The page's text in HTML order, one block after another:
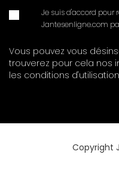
Je suis d'accord pour
Jantesenligne.com
Vous pouvez vous
trouverez pour cela nos
les conditions
Copyright